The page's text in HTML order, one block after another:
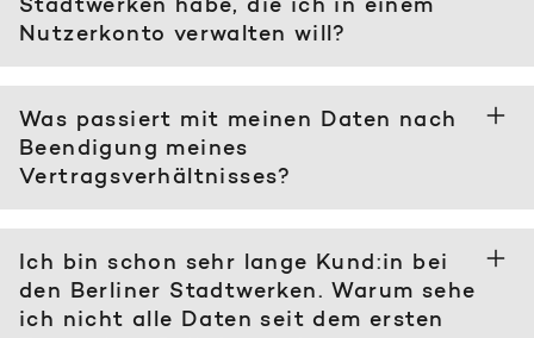
Nutzerkonto verwalten will?
Was passiert mit meinen Daten nach
Beendigung meines
Vertragsverhältnisses?
Ich bin schon sehr lange Kund:in bei
den Berliner Stadtwerken. Warum sehe
ich nicht alle Daten seit dem ersten